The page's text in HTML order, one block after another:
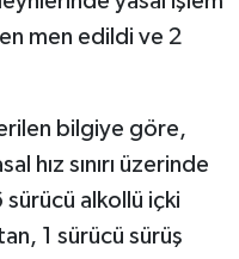
men edildi ve 2
bilgiye göre,
hız sınırı üzerinde
alkollü içki
1 sürücü sürüş